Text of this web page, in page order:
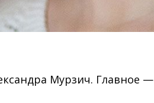
Мурзич. Главное —